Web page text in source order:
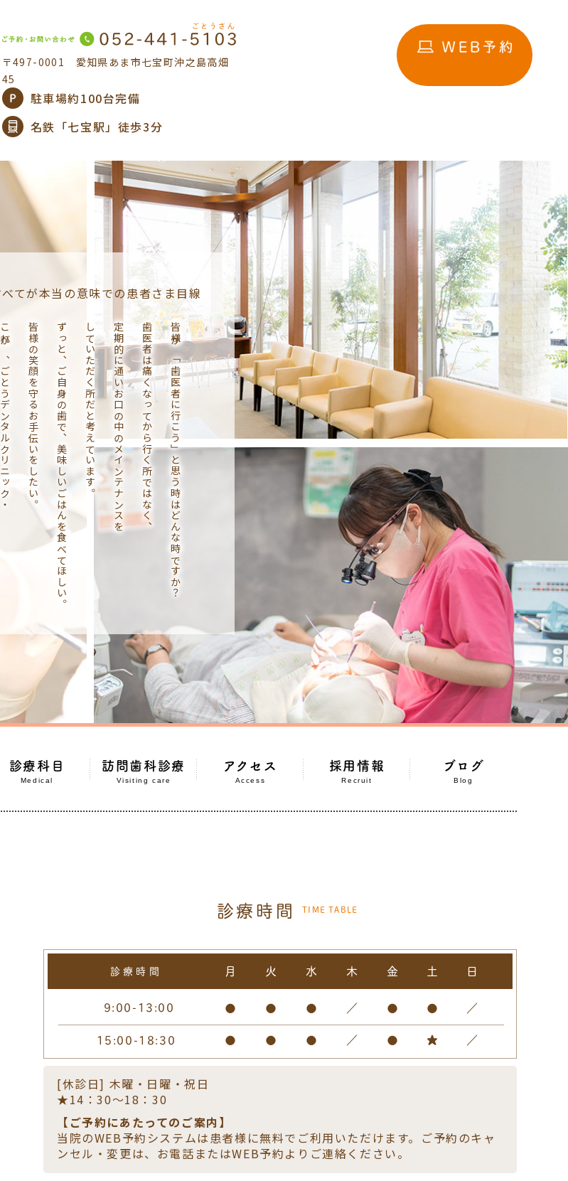
〒497-0001 愛知県あま市七宝町沖之島高畑
45
駐車場約100台完備
名鉄「七宝駅」徒歩3分
皆様が「歯医者に行こう」と思う時はどんな時ですか？
歯医者は痛くなってから行く所ではなく、
定期的に通いお口の中のメインテナンスを
していただく所だと考えています。
ずっと、ご自身の歯で、美味しいごはんを食べてほしい。
皆様の笑顔を守るお手伝いをしたい。
これが、ごとうデンタルクリニック・
診療科目
Medical
訪問歯科診療
Visiting care
アクセス
Access
採用情報
Recruit
ブログ
Blog
診療時間 TIME TABLE
診療時間 月 火 水 木 金 土 日
9:00-13:00 ● ● ● ／ ● ●
／
15:00-18:30
● ● ● ／ ● ★ ／
[休診日] 木曜・日曜・祝日
★14：30～18：30
【ご予約にあたってのご案内】
当院のWEB予約システムは患者様に無料でご利用いただけます。ご予約のキャ
ンセル・変更は、お電話またはWEB予約よりご連絡ください。